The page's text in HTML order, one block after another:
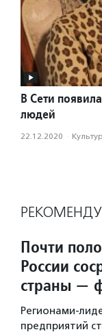
В Сети
людей
22.12.2020 ·
Почти
России
страны —
Регионами-
предприятий